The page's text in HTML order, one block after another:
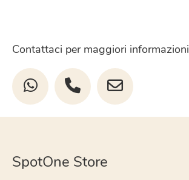
Contattaci per maggiori informazioni
SpotOne Store